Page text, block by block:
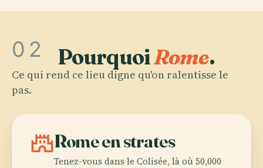
02 PourquoiRome.
Ce qui rend ce lieu digne qu'on ralentisse le
pas.
castleRome en strates
Tenez-vous dans le Colisée, là où 50,000